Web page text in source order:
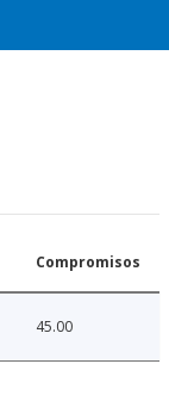
Compromisos
45.00